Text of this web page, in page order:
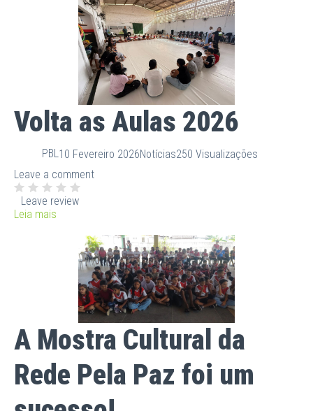
Volta as Aulas 2026
PBL 10 Fevereiro 2026Notícias250 Visualizações
Leave a comment
Leave review
Leia mais
A Mostra Cultural da
Rede Pela Paz foi um